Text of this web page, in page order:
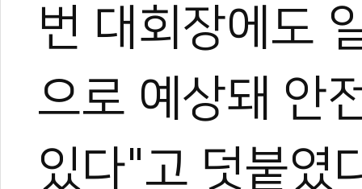
번 대회장에도
으로 예상돼 안
있다"고 덧붙였